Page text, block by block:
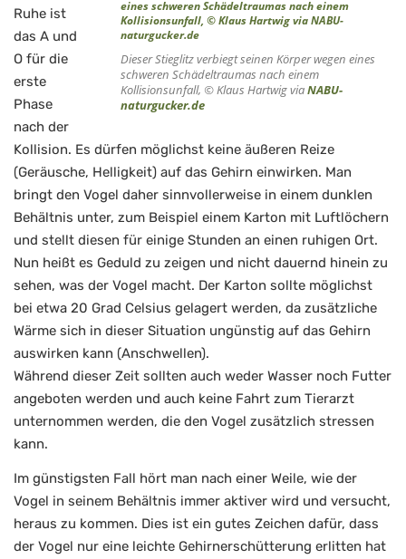
Dieser Stieglitz verbiegt seinen Körper wegen eines
schweren Schädeltraumas nach einem
Kollisionsunfall, © Klaus Hartwig viaNABU-
naturgucker.de
Ruhe ist
das A und
O für die
erste
Phase
nach der
Kollision. Es dürfen möglichst keine äußeren Reize
(Geräusche, Helligkeit) auf das Gehirn einwirken. Man
bringt den Vogel daher sinnvollerweise in einem dunklen
Behältnis unter, zum Beispiel einem Karton mit Luftlöchern
und stellt diesen für einige Stunden an einen ruhigen Ort.
Nun heißt es Geduld zu zeigen und nicht dauernd hinein zu
sehen, was der Vogel macht. Der Karton sollte möglichst
bei etwa 20 Grad Celsius gelagert werden, da zusätzliche
Wärme sich in dieser Situation ungünstig auf das Gehirn
auswirken kann (Anschwellen).
Während dieser Zeit sollten auch weder Wasser noch Futter
angeboten werden und auch keine Fahrt zum Tierarzt
unternommen werden, die den Vogel zusätzlich stressen
kann.
Im günstigsten Fall hört man nach einer Weile, wie der
Vogel in seinem Behältnis immer aktiver wird und versucht,
heraus zu kommen. Dies ist ein gutes Zeichen dafür, dass
der Vogel nur eine leichte Gehirnerschütterung erlitten hat